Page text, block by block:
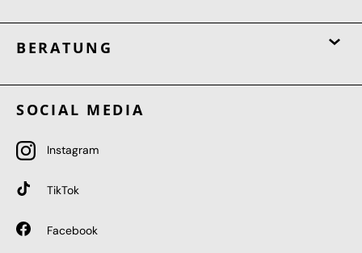
BERATUNG
SOCIAL MEDIA
Instagram
TikTok
Facebook